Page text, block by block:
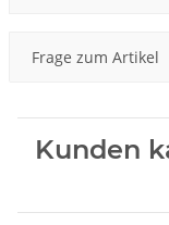
Frage zum Artikel
Kunden